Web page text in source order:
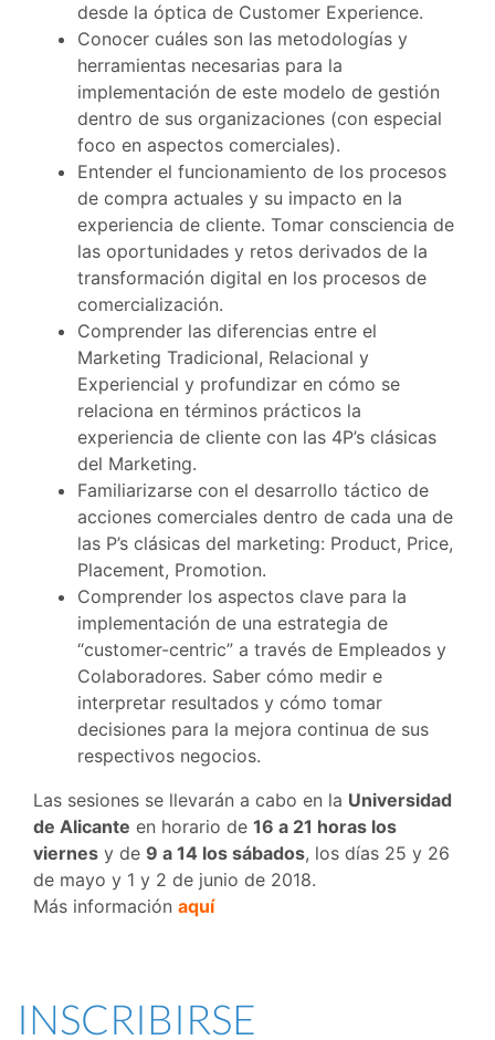
desde la óptica de Customer Experience.
Conocer cuáles son las metodologías y
herramientas necesarias para la
implementación de este modelo de gestión
dentro de sus organizaciones (con especial
foco en aspectos comerciales).
Entender el funcionamiento de los procesos
de compra actuales y su impacto en la
experiencia de cliente. Tomar consciencia de
las oportunidades y retos derivados de la
transformación digital en los procesos de
comercialización.
Comprender las diferencias entre el
Marketing Tradicional, Relacional y
Experiencial y profundizar en cómo se
relaciona en términos prácticos la
experiencia de cliente con las 4P’s clásicas
del Marketing.
Familiarizarse con el desarrollo táctico de
acciones comerciales dentro de cada una de
las P’s clásicas del marketing: Product, Price,
Placement, Promotion.
Comprender los aspectos clave para la
implementación de una estrategia de
“customer-centric” a través de Empleados y
Colaboradores. Saber cómo medir e
interpretar resultados y cómo tomar
decisiones para la mejora continua de sus
respectivos negocios.
Las sesiones se llevarán a cabo en la Universidad
de Alicante en horario de 16 a 21 horas los
viernes y de 9 a 14 los sábados, los días 25 y 26
de mayo y 1 y 2 de junio de 2018.
Más información aquí
INSCRIBIRSE